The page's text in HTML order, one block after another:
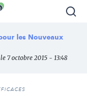
les Nouveaux
7 octobre 2015 - 13:48